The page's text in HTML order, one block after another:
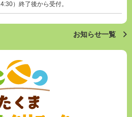
）終了後から受付。
お知らせ一覧